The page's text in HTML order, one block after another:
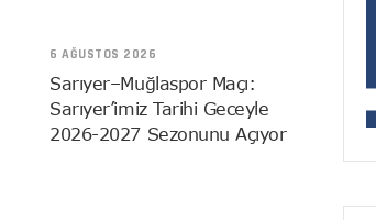
6 AĞUSTOS 2026
Sarıyer–Muğlaspor Maçı:
Sarıyer’imiz Tarihi Geceyle
2026-2027 Sezonunu Açıyor